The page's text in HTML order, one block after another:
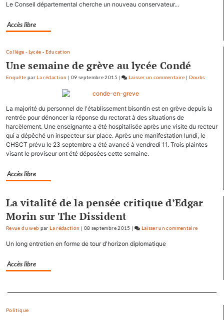
Le Conseil départemental cherche un nouveau conservateur...
Accès libre
Collège - Lycée - Education
Une semaine de grève au lycée Condé
Enquête par La rédaction 09 septembre 2015 Laisser un commentaire on
rejoint
général
Doubs
La majorité du personnel de l'établissement bisontin est en grève depuis la
rentrée pour dénoncer la réponse du rectorat à des situations de
harcèlement. Une enseignante a été hospitalisée après une visite du recteur
qui a dépêché un inspecteur sur place. Après une manifestation lundi, le
CHSCT prévu le 23 septembre a été avancé à vendredi 11. Trois plaintes
visant le proviseur ont été déposées cette semaine.
Accès libre
La vitalité de la pensée critique d’Edgar
Morin sur The Dissident
Revue du web parLa rédaction | 08 septembre 2015 | Laisser un commentaire
Tauzin
Un long entretien en forme de tour d'horizon diplomatique
Accès libre
Separateur
Politique